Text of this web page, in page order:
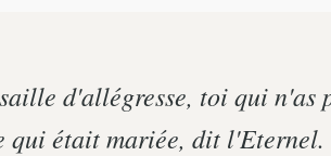
d'allégresse, toi qui n'as
qui était mariée, dit l'Eternel.